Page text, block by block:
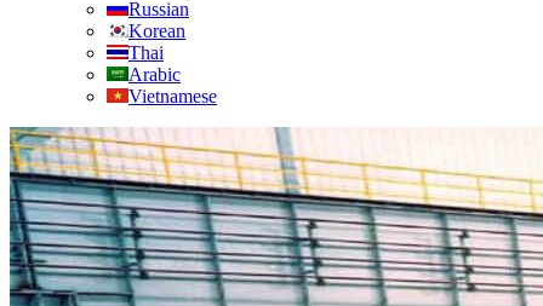
Russian
Korean
Thai
Arabic
Vietnamese